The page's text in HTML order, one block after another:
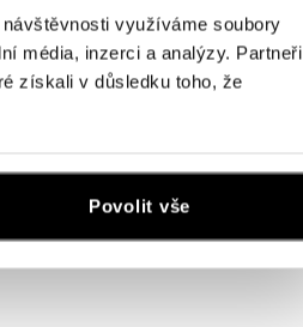
využíváme soubory
média, inzerci a analýzy. Partneři
získali v důsledku toho, že
Povolit vše